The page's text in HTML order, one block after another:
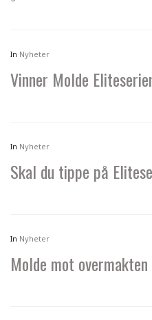
In Nyheter
Vinner Molde
In Nyheter
Skal du tippe på
In Nyheter
Molde mot